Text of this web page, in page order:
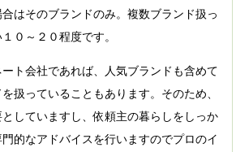
はそのブランドのみ。複数ブランド扱っ
０～２０程度です。
ト会社であれば、人気ブランドも含めて
扱っていることもあります。そのため、
していますし、依頼主の暮らしをしっか
的なアドバイスを行いますのでプロのイ